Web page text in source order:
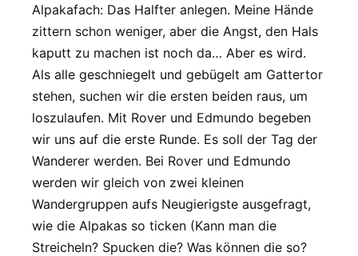
Alpakafach: Das Halfter anlegen. Meine Hände
zittern schon weniger, aber die Angst, den Hals
kaputt zu machen ist noch da… Aber es wird.
Als alle geschniegelt und gebügelt am Gattertor
stehen, suchen wir die ersten beiden raus, um
loszulaufen. Mit Rover und Edmundo begeben
wir uns auf die erste Runde. Es soll der Tag der
Wanderer werden. Bei Rover und Edmundo
werden wir gleich von zwei kleinen
Wandergruppen aufs Neugierigste ausgefragt,
wie die Alpakas so ticken (Kann man die
Streicheln? Spucken die? Was können die so?